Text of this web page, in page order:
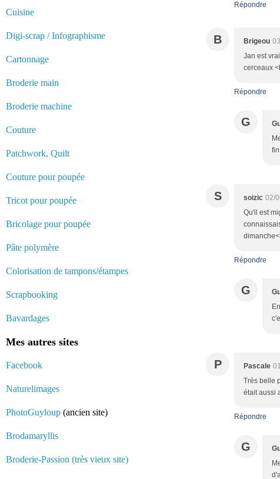
Cuisine
Digi-scrap / Infographisme
Cartonnage
Broderie main
Broderie machine
Couture
Patchwork, Quilt
Couture pour poupée
Tricot pour poupée
Bricolage pour poupée
Pâte polymère
Colorisation de tampons/étampes
Scrapbooking
Bavardages
Mes autres sites
Facebook
Naturelimages
PhotoGuyloup (ancien site)
Brodamaryllis
Broderie-Passion (très vieux site)
Répondre
B Brigeou
Jan est
cerceaux
Répondre
G
S soizic 02/
Qu'il est
Répondre
G
P Pascale
Très belle
était aussi
Répondre
G